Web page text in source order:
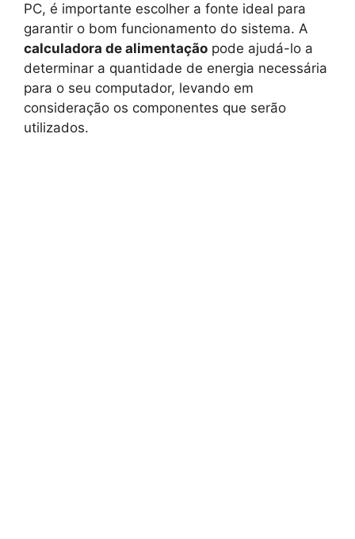
PC, é importante escolher a fonte ideal para
garantir o bom funcionamento do sistema. A
calculadora de alimentação pode ajudá-lo a
determinar a quantidade de energia necessária
para o seu computador, levando em
consideração os componentes que serão
utilizados.